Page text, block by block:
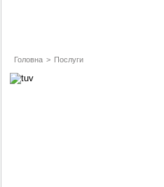
Головна > Послуги